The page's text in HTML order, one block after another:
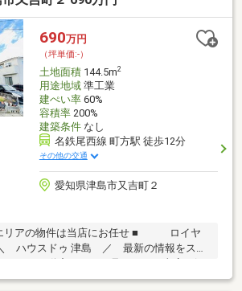
歩15分■B＆Dドラッグストア津島店 約
リーマート津島橘町店 約370ｍ/徒歩5分■
徒歩2分690万円
（坪単価:-）
土地面積144.5m2
用途地域準工業
建ぺい率60%
容積率200%
建築条件なし
名鉄尾西線 町方駅 徒歩12分
その他の交通
愛知県津島市又吉町２
リアの物件は当店にお任せ ■ ロイヤ
ハウスドゥ 津島 ／ 最新の情報をスピ
いない物件は店頭でご紹介いたします。◆